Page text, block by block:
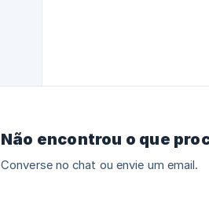
Não encontrou o que
Converse no chat ou envie um email.